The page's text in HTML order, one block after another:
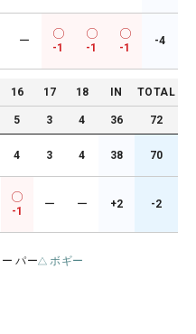
ー
-1 -1 -1
-4
16 17 18 IN TOTAL
5 3 4 36 72
4 3 4 38 70
-1
ー ー +2 -2
ー パー ボギー